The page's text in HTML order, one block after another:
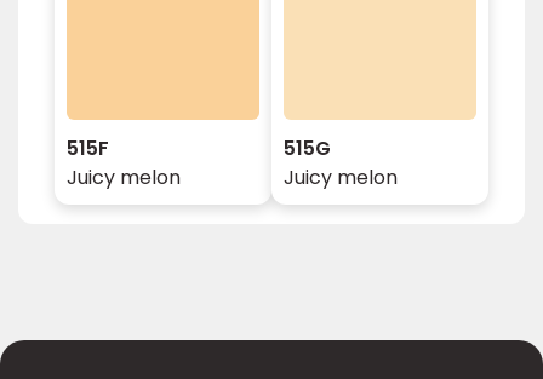
515F
Juicy melon
515G
Juicy melon